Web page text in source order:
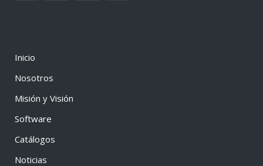
Inicio
Nosotros
Misión y Visión
Software
Catálogos
Noticias